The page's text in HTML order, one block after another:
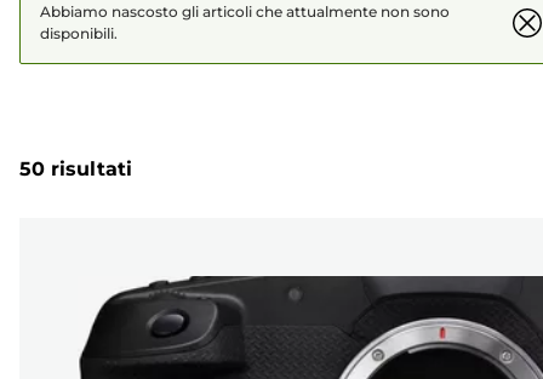
Abbiamo nascosto gli articoli che attualmente non sono
disponibili.
50 risultati